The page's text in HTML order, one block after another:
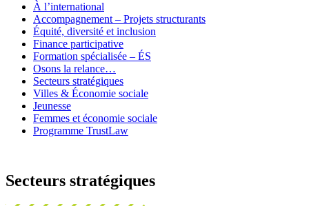
À l’international
Accompagnement – Projets structurants
Équité, diversité et inclusion
Finance participative
Formation spécialisée – ÉS
Osons la relance…
Secteurs stratégiques
Villes & Économie sociale
Jeunesse
Femmes et économie sociale
Programme TrustLaw
Secteurs stratégiques